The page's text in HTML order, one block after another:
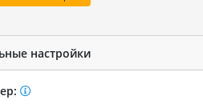
настройки